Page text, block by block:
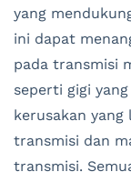
yang
ini dapat
pada transmisi
seperti gigi
kerusakan
transmisi dan
transmisi.